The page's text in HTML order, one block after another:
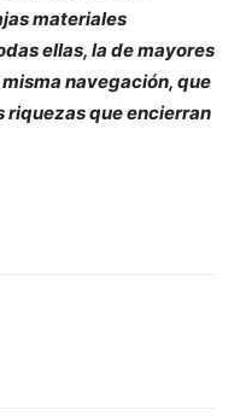
materiales
ellas, la de mayores
navegación, que
riquezas que encierran